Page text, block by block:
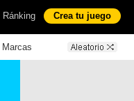
Ránking Crea tu juego
Marcas